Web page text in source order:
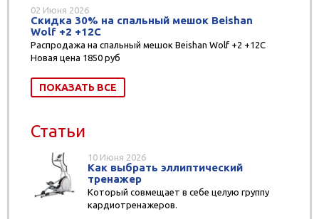
02 Июня 2026
Скидка 30% на спальный мешок Beishan
Wolf +2 +12C
Распродажа на спальный мешок Beishan Wolf +2 +12C
Новая цена 1850 руб
ПОКАЗАТЬ ВСЕ
Статьи
10 Июня 2026
Как выбрать эллиптический
тренажер
Который совмещает в себе целую группу
кардиотренажеров.